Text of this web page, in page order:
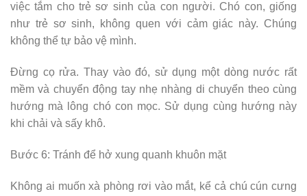
việc tắm cho trẻ sơ sinh của con người. Chó con, giống
như trẻ sơ sinh, không quen với cảm giác này. Chúng
không thể tự bảo vệ mình.
Đừng cọ rửa. Thay vào đó, sử dụng một dòng nước rất
mềm và chuyển động tay nhẹ nhàng di chuyển theo cùng
hướng mà lông chó con mọc. Sử dụng cùng hướng này
khi chải và sấy khô.
Bước 6: Tránh để hở xung quanh khuôn mặt
Không ai muốn xà phòng rơi vào mắt, kể cả chú cún cưng